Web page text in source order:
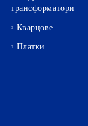
трансформатори
Кварцове
Платки